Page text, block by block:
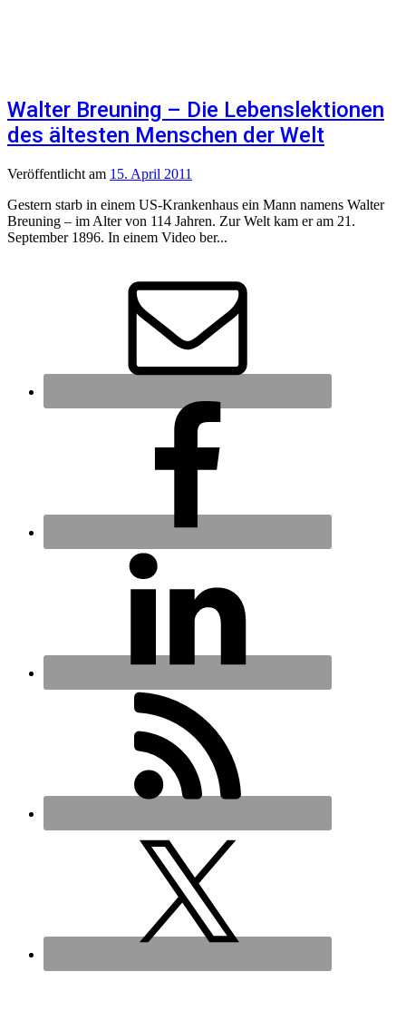
Walter Breuning – Die Lebenslektionen
des ältesten Menschen der Welt
Veröffentlicht am 15. April 2011
Gestern starb in einem US-Krankenhaus ein Mann namens Walter
Breuning – im Alter von 114 Jahren. Zur Welt kam er am 21.
September 1896. In einem Video ber...